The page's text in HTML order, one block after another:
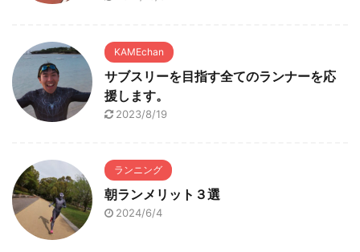
KAMEchan
サブスリーを目指す全てのランナーを応
援します。
2023/8/19
ランニング
朝ランメリット３選
2024/6/4